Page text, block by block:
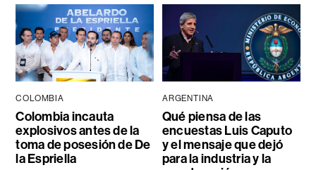
COLOMBIA
Colombia incauta
explosivos antes de la
toma de posesión de De
la Espriella
ARGENTINA
Qué piensa de las
encuestas Luis Caputo
y el mensaje que dejó
para la industria y la